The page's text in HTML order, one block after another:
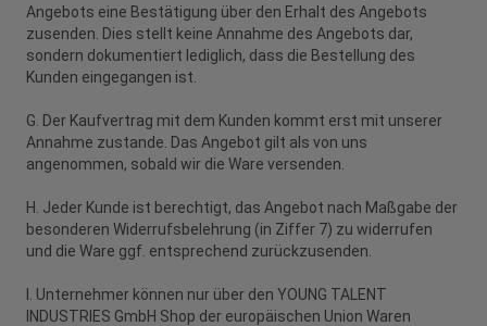
Angebots eine Bestätigung über den Erhalt des Angebots
zusenden. Dies stellt keine Annahme des Angebots dar,
sondern dokumentiert lediglich, dass die Bestellung des
Kunden eingegangen ist.
G. Der Kaufvertrag mit dem Kunden kommt erst mit unserer
Annahme zustande. Das Angebot gilt als von uns
angenommen, sobald wir die Ware versenden.
H. Jeder Kunde ist berechtigt, das Angebot nach Maßgabe der
besonderen Widerrufsbelehrung (in Ziffer 7) zu widerrufen
und die Ware ggf. entsprechend zurückzusenden.
I. Unternehmer können nur über den YOUNG TALENT
INDUSTRIES GmbH Shop der europäischen Union Waren